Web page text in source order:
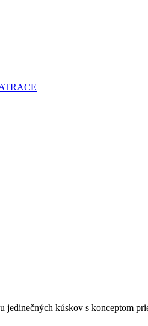
jedinečných kúskov s konceptom